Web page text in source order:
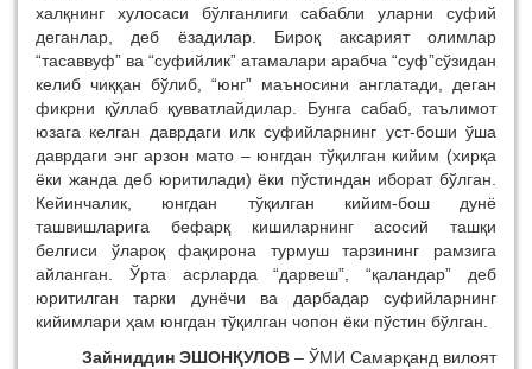
халқнинг хулосаси бўлганлиги сабабли уларни суфий
деганлар, деб ёзадилар. Бироқ аксарият олимлар
“тасаввуф” ва “суфийлик” атамалари арабча “суф”сўзидан
келиб чиққан бўлиб, “юнг” маъносини англатади, деган
фикрни қўллаб қувватлайдилар. Бунга сабаб, таълимот
юзага келган даврдаги илк суфийларнинг уст-боши ўша
даврдаги энг арзон мато – юнгдан тўқилган кийим (хирқа
ёки жанда деб юритилади) ёки пўстиндан иборат бўлган.
Кейинчалик, юнгдан тўқилган кийим-бош дунё
ташвишларига бефарқ кишиларнинг асосий ташқи
белгиси ўлароқ фақирона турмуш тарзининг рамзига
айланган. Ўрта асрларда “дарвеш”, “қаландар” деб
юритилган тарки дунёчи ва дарбадар суфийларнинг
кийимлари ҳам юнгдан тўқилган чопон ёки пўстин бўлган.
Зайниддин ЭШОНҚУЛОВ – ЎМИ Самарқанд вилоят